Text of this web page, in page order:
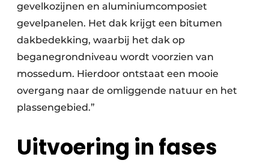
gevelkozijnen en aluminiumcomposiet
gevelpanelen. Het dak krijgt een bitumen
dakbedekking, waarbij het dak op
beganegrondniveau wordt voorzien van
mossedum. Hierdoor ontstaat een mooie
overgang naar de omliggende natuur en het
plassengebied.”
Uitvoering in fases